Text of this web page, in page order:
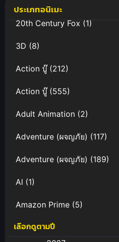
ประเภทอนิเมะ
20th Century Fox(1)
3D (8)
Action บู๊(212)
Action บู๊(555)
Adult Animation (2)
Adventure (ผจญภัย) (117)
Adventure (ผจญภัย) (189)
AI (1)
Amazon Prime (5)
Anal (ประตูหลัง)
เลือกดูตามปี